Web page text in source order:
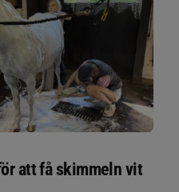
att få skimmeln vit